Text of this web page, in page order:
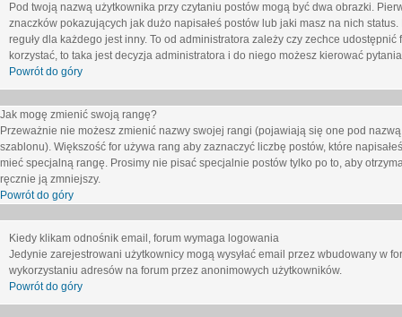
Pod twoją nazwą użytkownika przy czytaniu postów mogą być dwa obrazki.
znaczków pokazujących jak dużo napisałeś postów lub jaki masz na nich
reguły dla każdego jest inny. To od administratora zależy czy zechce
korzystać, to taka jest decyzja administratora i do niego możesz kierować
Powrót do góry
Jak mogę zmienić swoją rangę?
Przeważnie nie możesz zmienić nazwy swojej rangi (pojawiają się one pod
szablonu). Większość for używa rang aby zaznaczyć liczbę postów, które
mieć specjalną rangę. Prosimy nie pisać specjalnie postów tylko po to, aby
ręcznie ją zmniejszy.
Powrót do góry
Kiedy klikam odnośnik email, forum wymaga logowania
Jedynie zarejestrowani użytkownicy mogą wysyłać email przez wbudowany w
wykorzystaniu adresów na forum przez anonimowych użytkowników.
Powrót do góry